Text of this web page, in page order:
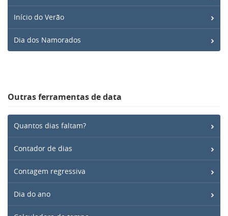
Início do Verão
Dia dos Namorados
Outras ferramentas de data
Quantos dias faltam?
Contador de dias
Contagem regressiva
Dia do ano